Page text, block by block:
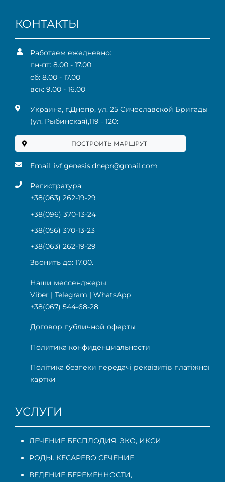
КОНТАКТЫ
Работаем ежедневно:
пн-пт: 8.00 - 17.00
сб: 8.00 - 17.00
вск: 9.00 - 16.00
Украина, г.Днепр, ул. 25 Сичеславской Бригады
(ул. Рыбинская),119 ‑ 120:
ПОСТРОИТЬ МАРШРУТ
Email: ivf.genesis.dnepr@gmail.com
Регистратура:
+38(063) 262-19-29
+38(096) 370-13-24
+38(056) 370-13-23
+38(063) 262-19-29
Звонить до: 17.00.
Наши мессенджеры:
Viber | Telegram | WhatsApp
+38(067) 544-68-28
Договор публичной оферты
Политика конфиденциальности
Політика безпеки передачі реквізитів платіжної
картки
УСЛУГИ
ЛЕЧЕНИЕ БЕСПЛОДИЯ. ЭКО, ИКСИ
РОДЫ. КЕСАРЕВО СЕЧЕНИЕ
ВЕДЕНИЕ БЕРЕМЕННОСТИ,